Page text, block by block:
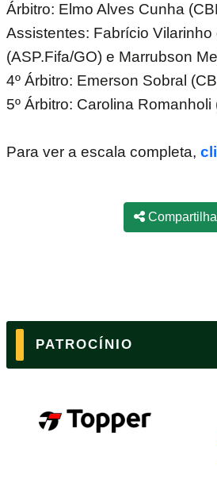
Árbitro: Elmo Alves Cunha
Assistentes: Fabrício Vilarinho
(ASP.Fifa/GO) e Marrubson
4º Árbitro: Emerson Sobral
5º Árbitro: Carolina Romanholi
Para ver a escala completa,
PATROCÍNIO